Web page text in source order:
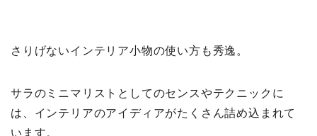
さりげないインテリア小物の使い方も秀逸。
サラのミニマリストとしてのセンスやテクニックに
は、インテリアのアイディアがたくさん詰め込まれて
います。